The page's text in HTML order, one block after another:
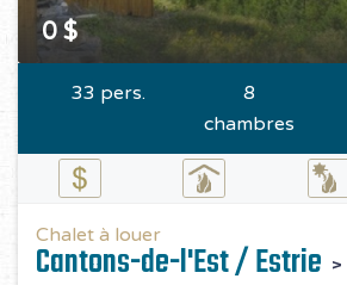
0 $
33 pers.
8
chambres
Chalet à louer
Cantons-de-l'Est / Estrie